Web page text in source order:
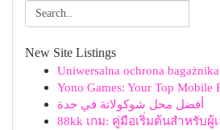
New Site Listings
Uniwersalna ochrona
Yono Games: Your Top Mobile
أفضل محل شوكولاتة في جدة
88kk เกม: คู่มือเริ่มต้นสำหรับผู้